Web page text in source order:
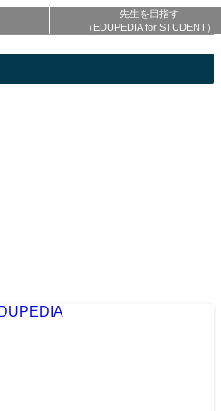
先生を目指す
（EDUPEDIA for STUDENT）